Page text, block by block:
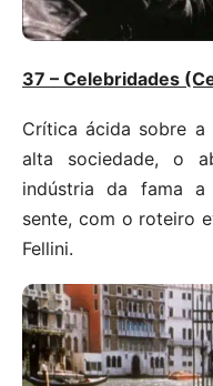
37 – Celebridades
Crítica ácida sobre
alta sociedade, o
indústria da fama a
sente, com o roteiro
Fellini.